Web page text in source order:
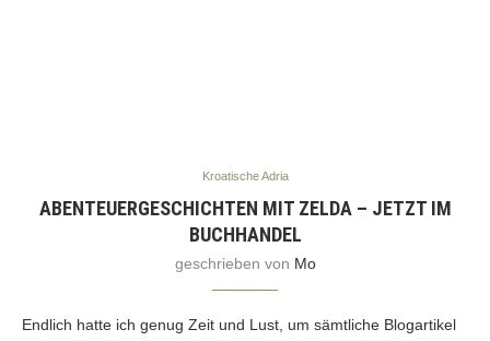
Kroatische Adria
ABENTEUERGESCHICHTEN MIT ZELDA – JETZT IM
BUCHHANDEL
geschrieben von Mo
Endlich hatte ich genug Zeit und Lust, um sämtliche Blogartikel